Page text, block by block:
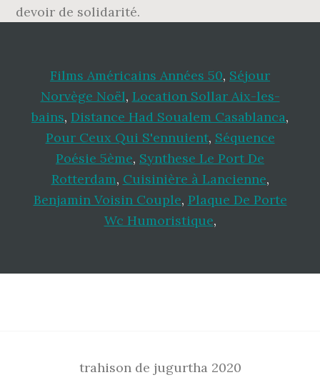
devoir de solidarité.
Films Américains Années 50, Séjour
Norvège Noël, Location Sollar Aix-les-
bains, Distance Had Soualem Casablanca,
Pour Ceux Qui S'ennuient, Séquence
Poésie 5ème, Synthese Le Port De
Rotterdam, Cuisinière à Lancienne,
Benjamin Voisin Couple, Plaque De Porte
Wc Humoristique,
trahison de jugurtha 2020